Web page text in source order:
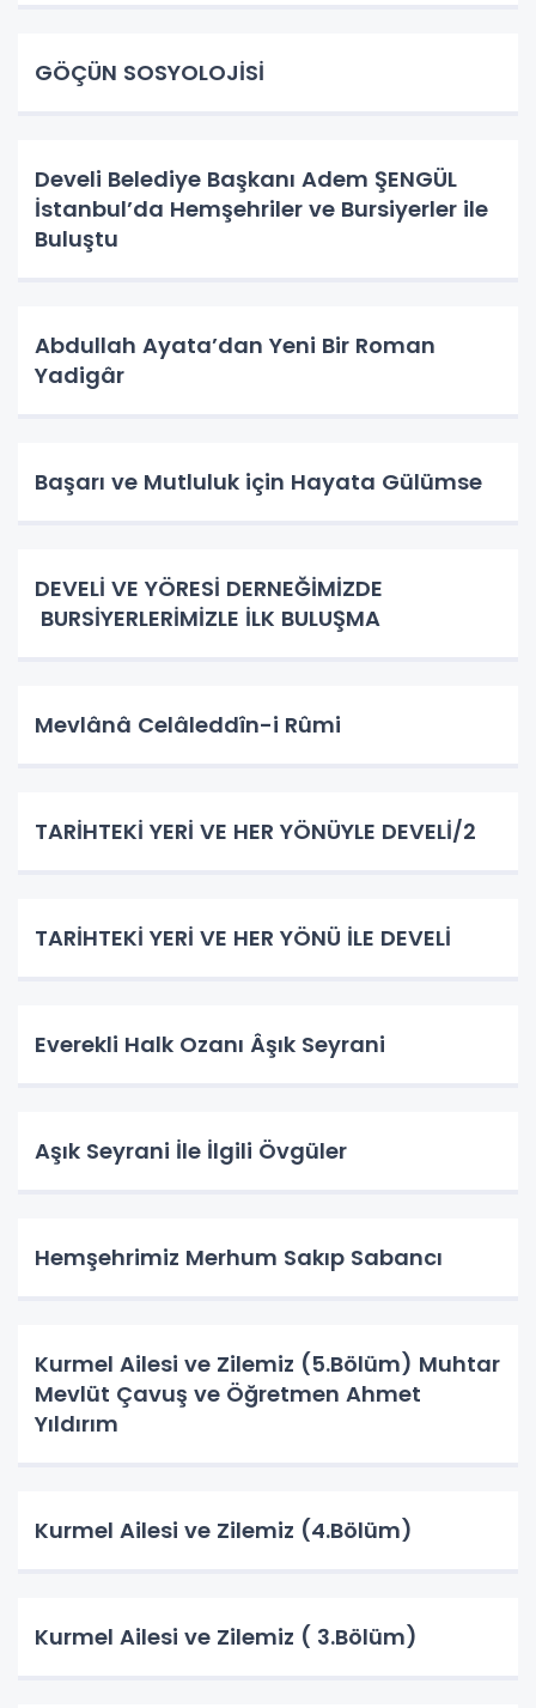
GÖÇÜN SOSYOLOJİSİ
Develi Belediye Başkanı Adem ŞENGÜL
İstanbul’da Hemşehriler ve Bursiyerler ile
Buluştu
Abdullah Ayata’dan Yeni Bir Roman
Yadigâr
Başarı ve Mutluluk için Hayata Gülümse
DEVELİ VE YÖRESİ DERNEĞİMİZDE
BURSİYERLERİMİZLE İLK BULUŞMA
Mevlânâ Celâleddîn-i Rûmi
TARİHTEKİ YERİ VE HER YÖNÜYLE DEVELİ/2
TARİHTEKİ YERİ VE HER YÖNÜ İLE DEVELİ
Everekli Halk Ozanı Âşık Seyrani
Aşık Seyrani İle İlgili Övgüler
​​​​​​​Hemşehrimiz Merhum Sakıp Sabancı
Kurmel Ailesi ve Zilemiz (5.Bölüm) Muhtar
Mevlüt Çavuş ve Öğretmen Ahmet
Yıldırım
Kurmel Ailesi ve Zilemiz (4.Bölüm)
Kurmel Ailesi ve Zilemiz ( 3.Bölüm)